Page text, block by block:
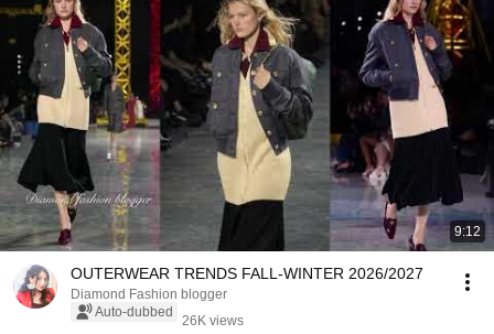
9:12
OUTERWEAR TRENDS FALL-WINTER 2026/2027
Diamond Fashion blogger
Auto-dubbed
26K views